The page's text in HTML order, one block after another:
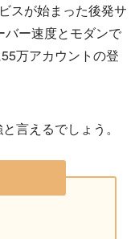
スが始まった後発サ
バー速度とモダンで
万アカウントの登
言えるでしょう。